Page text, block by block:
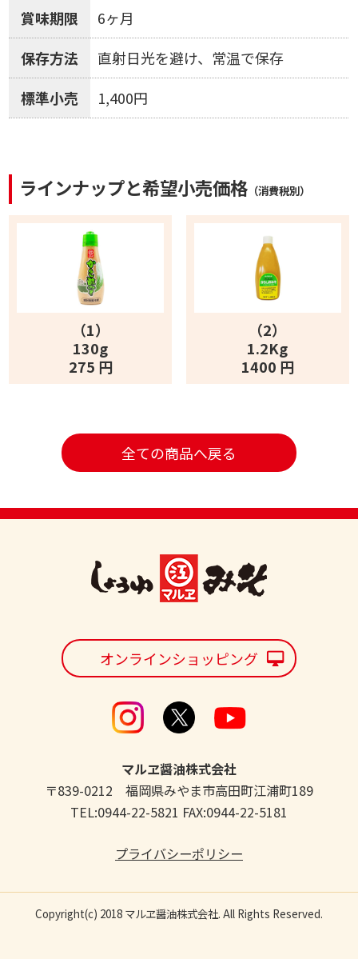
賞味期限
6ヶ月
保存方法
直射日光を避け、常温で保存
標準小売
1,400円
ラインナップと希望小売価格 （消費税別）
（1）
130g
275 円
（2）
1.2Kg
1400 円
全ての商品へ戻る
オンラインショッピング
マルヱ醤油株式会社
〒839-0212 福岡県みやま市高田町江浦町189
TEL:0944-22-5821 FAX:0944-22-5181
プライバシーポリシー
Copyright(c) 2018 マルヱ醤油株式会社. All Rights Reserved.